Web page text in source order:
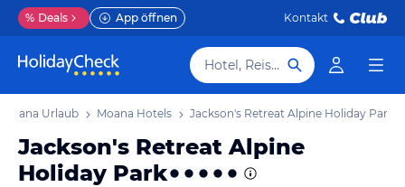
% Deals App öffnen Kontakt
Hotel, Reiseziel
Moana Urlaub Moana Hotels Jackson's Retreat Alpine Holiday Park
Jackson's Retreat Alpine
Holiday Park